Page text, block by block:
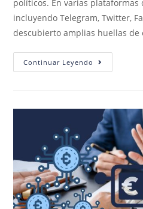
políticos. En varias plataformas
incluyendo Telegram, Twitter,
descubierto amplias huellas de
Continuar Leyendo